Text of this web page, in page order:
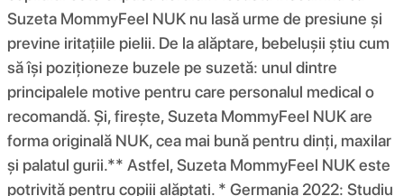
Suzeta MommyFeel NUK nu lasă urme de presiune și
previne iritațiile pielii. De la alăptare, bebelușii știu cum
să își poziționeze buzele pe suzetă: unul dintre
principalele motive pentru care personalul medical o
recomandă. Și, firește, Suzeta MommyFeel NUK are
forma originală NUK, cea mai bună pentru dinți, maxilar
și palatul gurii.** Astfel, Suzeta MommyFeel NUK este
potrivită pentru copiii alăptați. * Germania 2022: Studiu